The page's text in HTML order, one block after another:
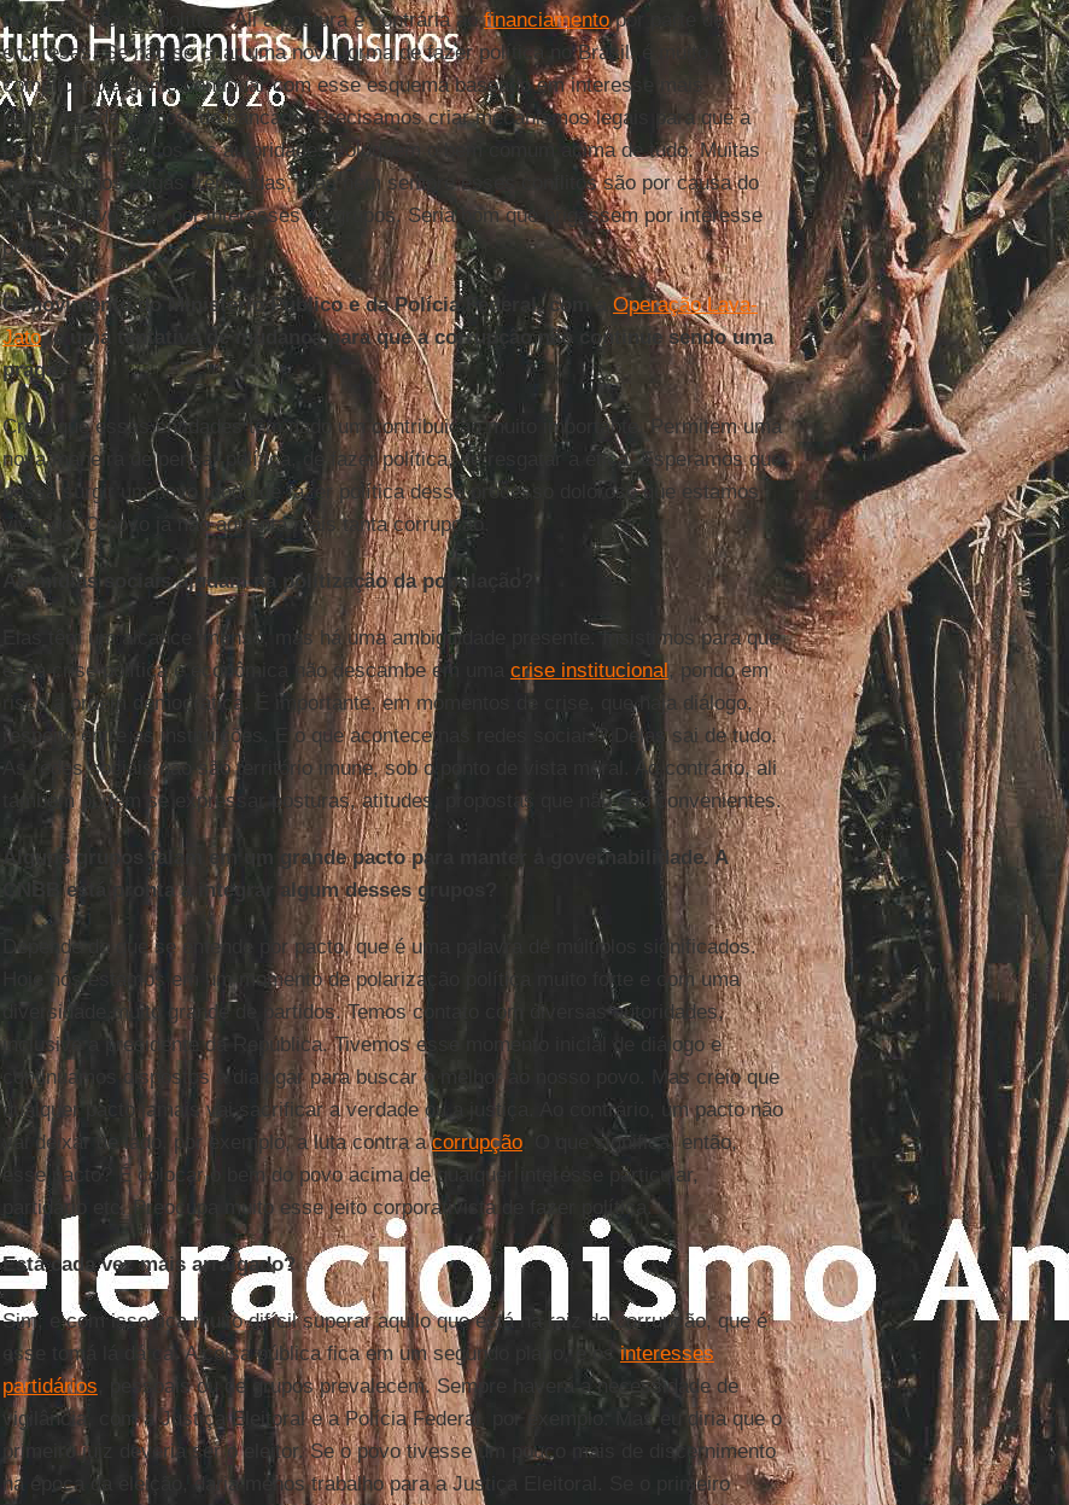
favor da reforma política. Ali a postura é contrária aofinanciamentopor parte de
empresas. Se não se criar uma nova forma de fazer política no Brasil, é muito
complicado a gente continuar com esse esquema baseado em interesse mais
particular, de grupos, de bancada. Precisamos criar mecanismos legais para que a
política, os políticos, as autoridades coloquem o bem comum acima de tudo. Muitas
vezes vemos brigas tremendas, mas nem sempre esses conflitos são por causa do
bem do povo. São por interesses de grupos. Seria bom que brigassem por interesse
público.
O movimento do Ministério Público e da Polícia Federal, com a Operação Lava-
Jato, é uma tentativa de mudança para que a corrupção não continue sendo uma
praga?
Creio que essas entidades têm dado um contribuição muito importante. Permitem uma
nova maneira de pensar política, de fazer política, de resgatar a ética. Esperamos que
possa surgir um novo modo de fazer política desse processo doloroso que estamos
vivendo. O povo já não aguenta mais tanta corrupção.
As mídias sociais ajudam na politização da população?
Elas têm um alcance imenso, mas há uma ambiguidade presente. Insistimos para que
essa crise política e econômica não descambe em uma crise institucional, pondo em
risco a ordem democrática. É importante, em momentos de crise, que haja diálogo,
respeito entre as instituições. E o que acontece nas redes sociais? Delas sai de tudo.
As redes sociais não são território imune, sob o ponto de vista moral. Ao contrário, ali
também podem se expressar posturas, atitudes, propostas que não são convenientes.
Alguns grupos falam em um grande pacto para manter a governabilidade. A
CNBB está pronta a integrar algum desses grupos?
Depende do que se entende por pacto, que é uma palavra de múltiplos significados.
Hoje nós estamos em um momento de polarização política muito forte e com uma
diversidade muito grande de partidos. Temos contato com diversas autoridades,
inclusive a presidente da República. Tivemos esse momento inicial de diálogo e
continuamos dispostos a dialogar para buscar o melhor ao nosso povo. Mas creio que
qualquer pacto jamais vai sacrificar a verdade ou a justiça. Ao contrário, um pacto não
vai deixar de lado, por exemplo, a luta contra acorrupção. O que significa, então,
esse pacto? É colocar o bem do povo acima de qualquer interesse particular,
partidário etc. Preocupa muito esse jeito corporativista de fazer política.
Está cada vez mais arraigado?
Sim, e com isso fica muito difícil superar aquilo que está na raiz da corrupção, que é
esse tomá lá dá cá. A coisa pública fica em um segundo plano, e osinteresses
partidários , pessoais ou de grupos prevalecem. Sempre haverá a necessidade de
vigilância, com a Justiça Eleitoral e a Polícia Federal, por exemplo. Mas eu diria que o
primeiro juiz deveria ser o eleitor. Se o povo tivesse um pouco mais de discernimento
na época da eleição, daria menos trabalho para a Justiça Eleitoral. Se o primeiro